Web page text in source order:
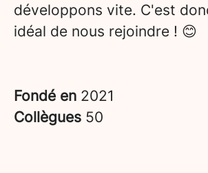
développons vite. C'est
idéal de nous rejoindre ! 😊
Fondé en 2021
Collègues 50